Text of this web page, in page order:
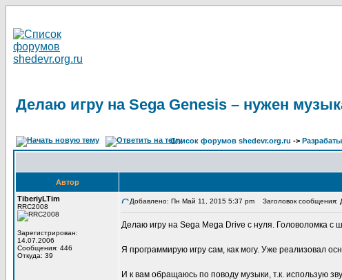
Делаю игру на Sega Genesis – нужен
Список форумов shedevr.org.ru ->
Автор
TiberiyLTim
RRC2008
Зарегистрирован:
14.07.2006
Сообщения: 446
Откуда: 39
Добавлено: Пн Май 11, 2015 5:37 pm Заголовок сообщения:
Делаю игру на Sega Mega Drive с нуля. Головоломка с
Я программирую игру сам, как могу. Уже реализовал
И к вам обращаюсь по поводу музыки, т.к. использую